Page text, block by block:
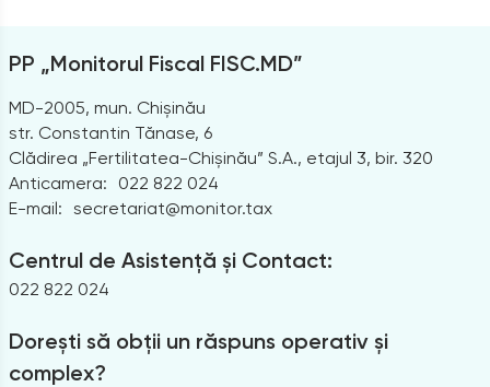
PP „Monitorul Fiscal FISC.MD”
MD-2005, mun. Chișinău
str. Constantin Tănase, 6
Clădirea „Fertilitatea-Chișinău” S.A., etajul 3, bir. 320
Anticamera:
022 822 024
E-mail: secretariat@monitor.tax
Centrul de Asistență și Contact:
022 822 024
Dorești să obții un răspuns operativ și
complex?